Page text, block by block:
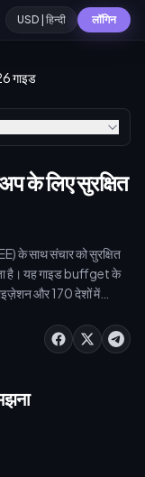
USD | हिन्दी लॉगिन
गाइड
के लिए सुरक्षित
के साथ संचार को सुरक्षित
है। यह गाइड buffget के
और 170 देशों में
महत्वपूर्ण है। अपग्रेड करने
हट जाती हैं। [imo
बिना प्रीमियम अपग्रेड